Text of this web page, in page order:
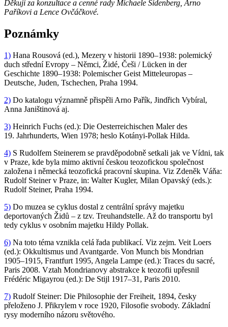
Děkuji za konzultace a cenné rady Michaele Sidenberg, Arno
Paříkovi a Lence Ovčáčkové.
Poznámky
1) Hana Rousová (ed.), Mezery v historii 1890–1938: polemický
duch střední Evropy – Němci, Židé, Češi / Lücken in der
Geschichte 1890–1938: Polemischer Geist Mitteleuropas –
Deutsche, Juden, Tschechen, Praha 1994.
2) Do katalogu významně přispěli Arno Pařík, Jindřich Vybíral,
Anna Janištinová aj.
3) Heinrich Fuchs (ed.): Die Oesterreichischen Maler des
19. Jahrhunderts, Wien 1978; heslo Kotányi-Pollak Hilda.
4) S Rudolfem Steinerem se pravděpodobně setkali jak ve Vídni, tak
v Praze, kde byla mimo aktivní českou teozofickou společnost
založena i německá teozofická pracovní skupina. Viz Zdeněk Váňa:
Rudolf Steiner v Praze, in: Walter Kugler, Milan Opavský (eds.):
Rudolf Steiner, Praha 1994.
5) Do muzea se cyklus dostal z centrální správy majetku
deportovaných Židů – z tzv. Treuhandstelle. Až do transportu byl
tedy cyklus v osobním majetku Hildy Pollak.
6) Na toto téma vznikla celá řada publikací. Viz zejm. Veit Loers
(ed.): Okkultismus und Avantgarde. Von Munch bis Mondrian
1905–1915, Frantfurt 1995, Angela Lampe (ed.): Traces du sacré,
Paris 2008. Vztah Mondrianovy abstrakce k teozofii upřesnil
Frédéric Migayrou (ed.): De Stijl 1917–31, Paris 2010.
7) Rudolf Steiner: Die Philosophie der Freiheit, 1894, česky
přeloženo J. Přikrylem v roce 1920, Filosofie svobody. Základní
rysy moderního názoru světového.